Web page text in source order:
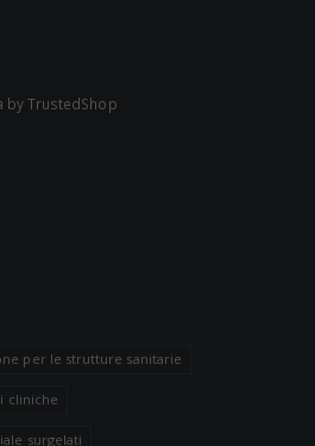
by TrustedShop
per le strutture sanitarie
cliniche
surgelati